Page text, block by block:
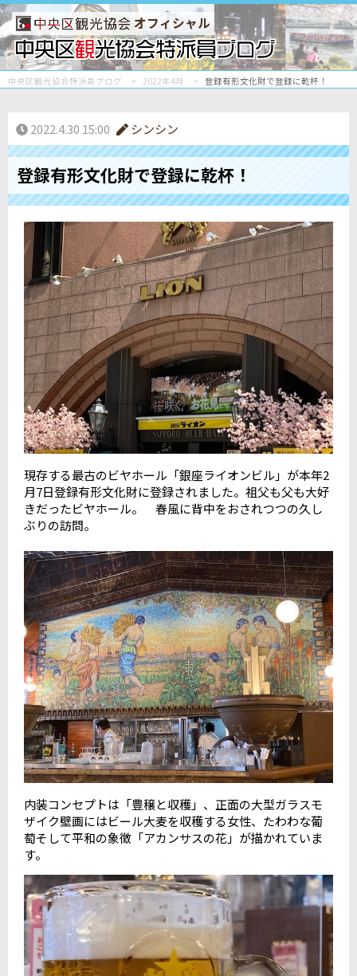
オフィシャル
中央区観光協会特派員ブログ 2022年4月 登録有形文化財で登録に乾杯！
2022.4.30 15:00 シンシン
登録有形文化財で登録に乾杯！
現存する最古のビヤホール「銀座ライオンビル」が本年2
月7日登録有形文化財に登録されました。祖父も父も大好
きだったビヤホール。 春風に背中をおされつつの久し
ぶりの訪問。
内装コンセプトは「豊穣と収穫」、正面の大型ガラスモ
ザイク壁画にはビール大麦を収穫する女性、たわわな葡
萄そして平和の象徴「アカンサスの花」が描かれていま
す。